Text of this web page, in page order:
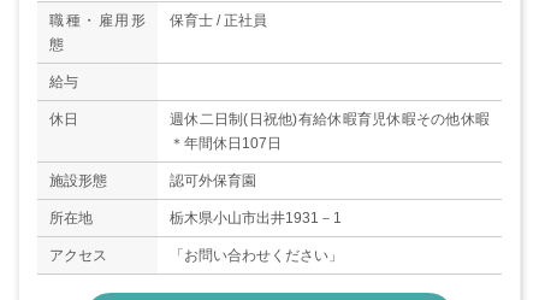
職種・雇用形
態
保育士 / 正社員
給与
休日
週休二日制(日祝他)有給休暇育児休暇その他休暇
＊年間休日107日
施設形態 認可外保育園
所在地 栃木県小山市出井1931－1
アクセス 「お問い合わせください」